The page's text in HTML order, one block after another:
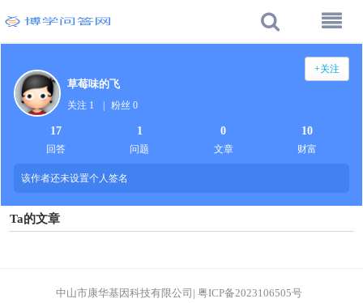
+关注
草莓味的飞
关注 1 粉丝 0
17
回答
1
问题
0
文章
10
财富
该作者还未设置个人签名
Ta的文章
中山市康华基因科技有限公司 | 粤ICP备2023106505号